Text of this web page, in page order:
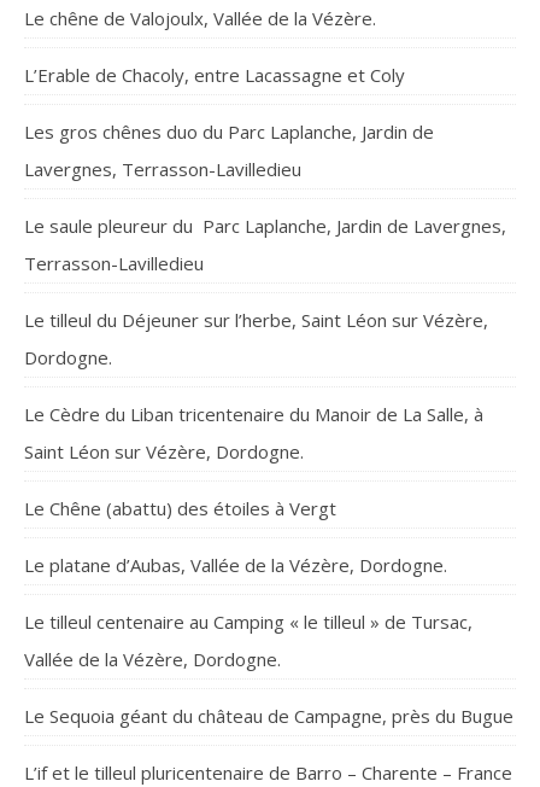
Le chêne de Valojoulx, Vallée de la Vézère.
L’Erable de Chacoly, entre Lacassagne et Coly
Les gros chênes duo du Parc Laplanche, Jardin de
Lavergnes, Terrasson-Lavilledieu
Le saule pleureur du Parc Laplanche, Jardin de Lavergnes,
Terrasson-Lavilledieu
Le tilleul du Déjeuner sur l’herbe, Saint Léon sur Vézère,
Dordogne.
Le Cèdre du Liban tricentenaire du Manoir de La Salle, à
Saint Léon sur Vézère, Dordogne.
Le Chêne (abattu) des étoiles à Vergt
Le platane d’Aubas, Vallée de la Vézère, Dordogne.
Le tilleul centenaire au Camping « le tilleul » de Tursac,
Vallée de la Vézère, Dordogne.
Le Sequoia géant du château de Campagne, près du Bugue
L’if et le tilleul pluricentenaire de Barro – Charente – France